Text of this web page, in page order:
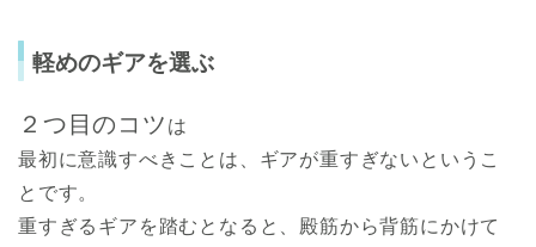
軽めのギアを選ぶ
２つ目のコツ は
最初に意識すべきことは、ギアが重すぎないというこ
とです。
重すぎるギアを踏むとなると、殿筋から背筋にかけて